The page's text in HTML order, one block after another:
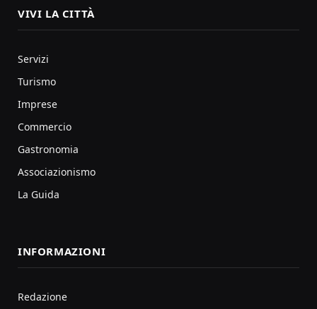
VIVI LA CITTÀ
Servizi
Turismo
Imprese
Commercio
Gastronomia
Associazionismo
La Guida
INFORMAZIONI
Redazione